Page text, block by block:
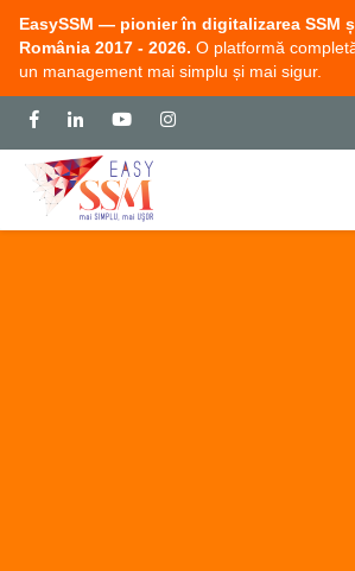
EasySSM — pionier în digitalizarea SSM
România 2017 - 2026. O platformă
un management mai simplu și mai sigur.